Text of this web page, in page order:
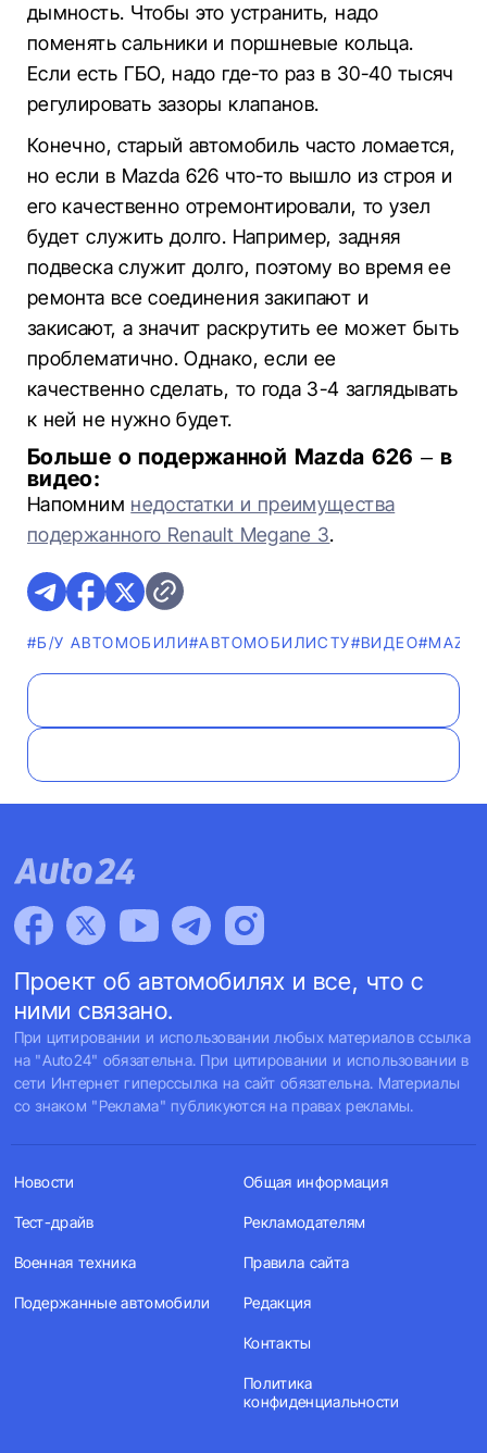
дымность. Чтобы это устранить, надо
поменять сальники и поршневые кольца.
Если есть ГБО, надо где-то раз в 30-40 тысяч
регулировать зазоры клапанов.
Конечно, старый автомобиль часто ломается,
но если в Mazda 626 что-то вышло из строя и
его качественно отремонтировали, то узел
будет служить долго. Например, задняя
подвеска служит долго, поэтому во время ее
ремонта все соединения закипают и
закисают, а значит раскрутить ее может быть
проблематично. Однако, если ее
качественно сделать, то года 3-4 заглядывать
к ней не нужно будет.
Больше о подержанной Mazda 626 – в
видео:
Напомним недостатки и преимущества
подержанного Renault Megane 3.
#Б/У АВТОМОБИЛИ#АВТОМОБИЛИСТУ#ВИДЕО#MAZDA
Проект об автомобилях и все, что с
ними связано.
При цитировании и использовании любых материалов ссылка
на "Auto24" обязательна. При цитировании и использовании в
сети Интернет гиперссылка на сайт обязательна. Материалы
со знаком "Реклама" публикуются на правах рекламы.
Новости
Тест-драйв
Военная техника
Подержанные автомобили
Общая информация
Рекламодателям
Правила сайта
Редакция
Контакты
Политика
конфиденциальности